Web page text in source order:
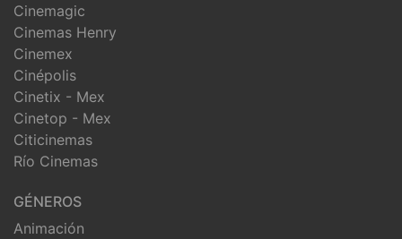
Cinemagic
Cinemas Henry
Cinemex
Cinépolis
Cinetix - Mex
Cinetop - Mex
Citicinemas
Río Cinemas
GÉNEROS
Animación